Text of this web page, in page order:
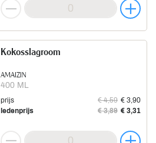
AMAIZIN
400 ML
Kokosslagroom
prijs € 4,59 € 3,90
ledenprijs
€ 3,89 € 3,31